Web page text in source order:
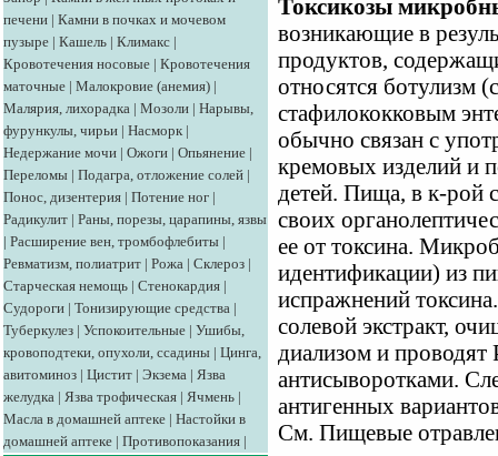
печени | Камни в почках и мочевом
пузыре | Кашель | Климакс |
Кровотечения носовые | Кровотечения
маточные | Малокровие (анемия) |
Малярия, лихорадка | Мозоли | Нарывы,
фурункулы, чирьи | Насморк |
Недержание мочи | Ожоги | Опьянение |
Переломы | Подагра, отложение солей |
Понос, дизентерия | Потение ног |
Радикулит | Раны, порезы, царапины, язвы
| Расширение вен, тромбофлебиты |
Ревматизм, полиатрит | Рожа | Склероз |
Старческая немощь | Стенокардия |
Судороги | Тонизирующие средства |
Туберкулез | Успокоительные | Ушибы,
кровоподтеки, опухоли, ссадины | Цинга,
авитоминоз | Цистит | Экзема | Язва
желудка | Язва трофическая | Ячмень |
Масла в домашней аптеке | Настойки в
домашней аптеке | Противопоказания |
Токсикозы
возникающие в
продуктов,
относятся ботулизм
стафилококковым
обычно связан с
кремовых изделий и
детей. Пища, в к-рой
своих
ее от токсина.
идентификации) из
испражнений
солевой экстракт,
диализом и
антисыворотками.
антигенных
См. Пищевые